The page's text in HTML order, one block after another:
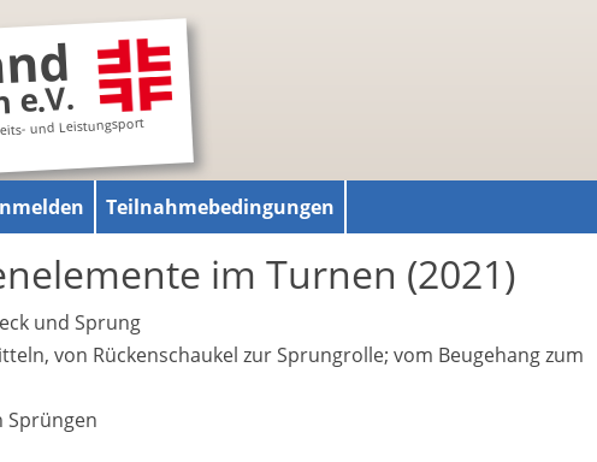
e.V.
und Leistungsport
Teilnahmebedingungen
im Turnen (2021)
und Sprung
von Rückenschaukel zur Sprungrolle; vom Beugehang zum
Sprüngen